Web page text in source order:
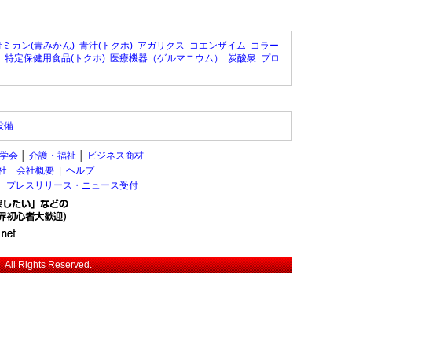
ミカン(青みかん) 青汁(トクホ) アガリクス コエンザイム コラー
特定保健用食品(トクホ) 医療機器（ゲルマニウム） 炭酸泉 プロ
備
会 介護・福祉
ビジネス商材
会社概要
ヘルプ
プレスリリース・ニュース受付
Rights Reserved.